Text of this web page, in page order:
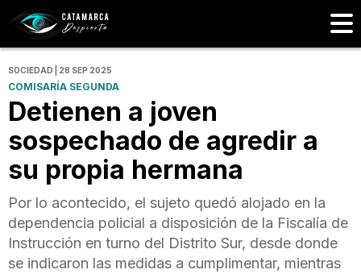
SOCIEDAD | 28 SEP 2025
COMISARÍA SEGUNDA
Detienen a joven
sospechado de agredir a
su propia hermana
Por lo acontecido, el sujeto quedó alojado en la
dependencia policial a disposición de la Fiscalía de
Instrucción en turno del Distrito Sur, desde donde
se indicaron las medidas a cumplimentar, mientras